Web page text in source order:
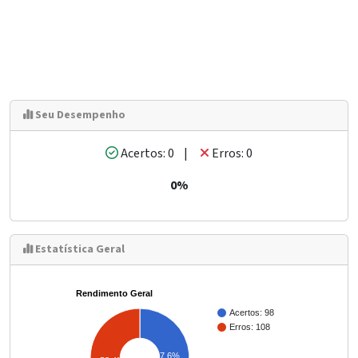
Seu Desempenho
Acertos: 0 |
Erros: 0
0%
Estatística Geral
Rendimento Geral
Acertos: 98
Erros: 108
47.6%